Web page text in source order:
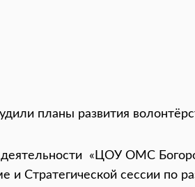
планы развития
«ЦОУ ОМС
и Стратегической сессии по